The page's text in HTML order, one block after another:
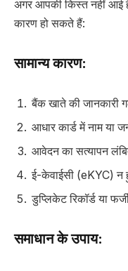
अगर आपकी किस्त नहीं आई
कारण हो सकते हैं:
सामान्य कारण:
बैंक खाते की जानकारी
आधार कार्ड में नाम या
आवेदन का सत्यापन
ई-केवाईसी (eKYC) न
डुप्लिकेट रिकॉर्ड या
समाधान के उपाय: